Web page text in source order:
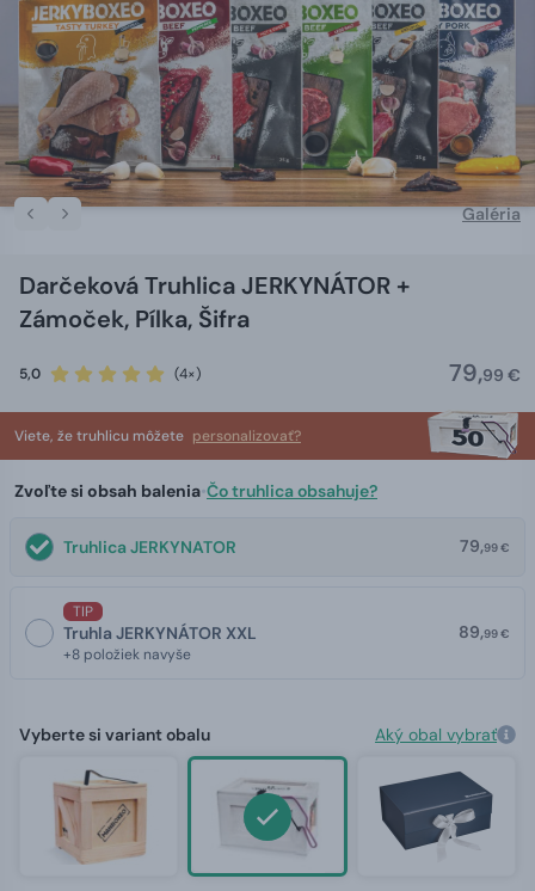
Galéria
Darčeková Truhlica JERKYNÁTOR +
Zámoček, Pílka, Šifra
5,0 (4×) 79,99 €
Viete, že truhlicu môžete personalizovať?
Zvoľte si obsah balenia•Čo truhlica obsahuje?
Truhlica JERKYNATOR 79,99 €
TIP
Truhla JERKYNÁTOR XXL
+8 položiek navyše
89,99 €
Vyberte si variant obalu Aký obal vybrať